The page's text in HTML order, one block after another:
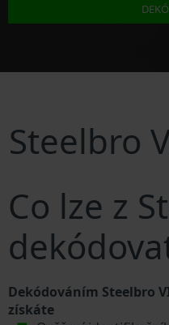
Steelbro
Co lze z
Dekódováním Steelbro
získáte